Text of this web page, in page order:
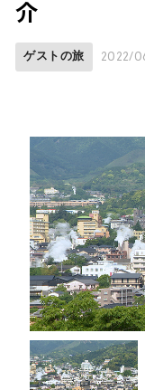
介
ゲストの旅 2022/